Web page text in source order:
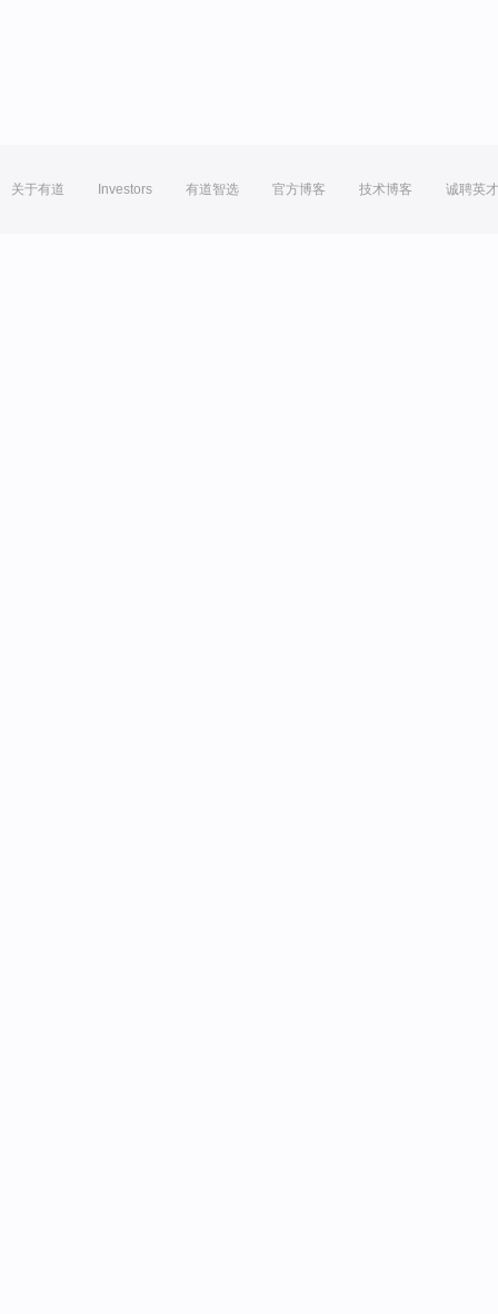
关于有道 Investors 有道智选 官方博客 技术博客 诚聘英才